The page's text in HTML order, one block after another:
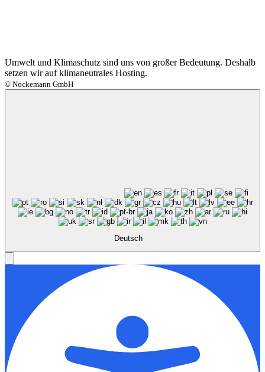
Umwelt und Klimaschutz sind uns von großer Bedeutung. Deshalb
setzen wir auf klimaneutrales Hosting.
© Nockemann GmbH
Deutsch